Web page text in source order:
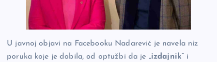
U javnoj objavi na Facebooku Nadarević je navela niz
poruka koje je dobila, od optužbi da je „izdajnik“ i